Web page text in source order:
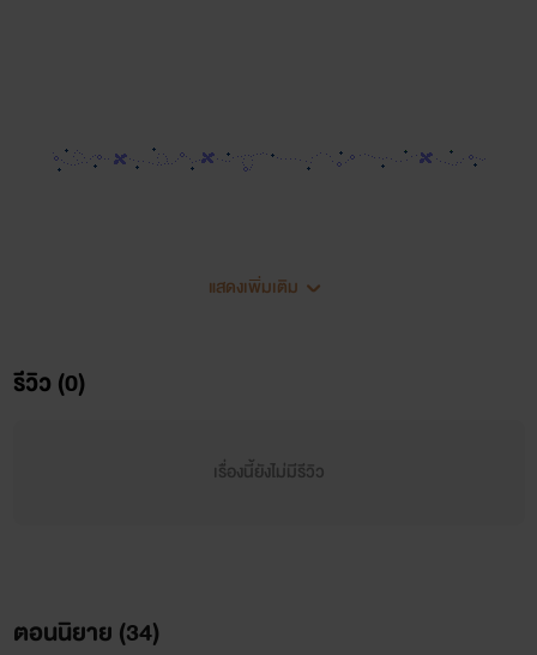
ของเธอ เพราะเรื่องนี้ไม่ได้อยู่ในความรับผิดชอบของหน้าที่ในการ
“ฉันยังไม่ได้พูดถึงคุณอริศราเลยนะคะ คุณภัทรลองให้คุณอริ
แสดงเพิ่มเติม
รีวิว (0)
เรื่องนี้ยังไม่มีรีวิว
ตอนนิยาย (34)